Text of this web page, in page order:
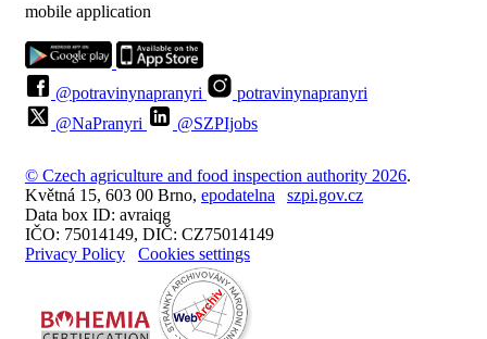
mobile application
@potravinynapranyri
potravinynapranyri
@NaPranyri
@SZPIjobs
© Czech agriculture and food inspection authority 2026.
Květná 15, 603 00 Brno, epodatelna
szpi.gov.cz
Data box ID: avraiqg
IČO: 75014149, DIČ: CZ75014149
Privacy Policy
Cookies settings